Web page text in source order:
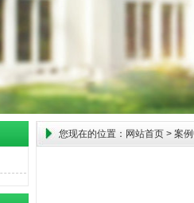
您现在的位置： 网站首页 > 案